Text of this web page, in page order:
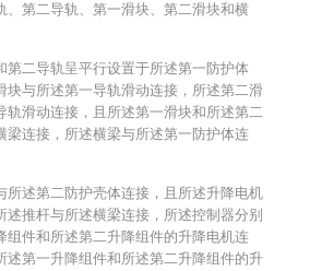
、第二导轨、第一滑块、第二滑块和横
第二导轨呈平行设置于所述第一防护体
块与所述第一导轨滑动连接，所述第二滑
轨滑动连接，且所述第一滑块和所述第二
梁连接，所述横梁与所述第一防护体连
所述第二防护壳体连接，且所述升降电机
述推杆与所述横梁连接，所述控制器分别
组件和所述第二升降组件的升降电机连
述第一升降组件和所述第二升降组件的升